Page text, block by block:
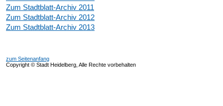
Zum Stadtblatt-Archiv 2011
Zum Stadtblatt-Archiv 2012
Zum Stadtblatt-Archiv 2013
zum Seitenanfang
Copyright © Stadt Heidelberg, Alle Rechte vorbehalten